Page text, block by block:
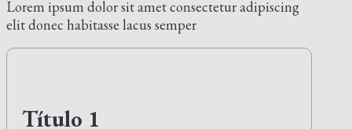
Lorem ipsum dolor sit amet consectetur adipiscing
elit donec habitasse lacus semper
Título 1